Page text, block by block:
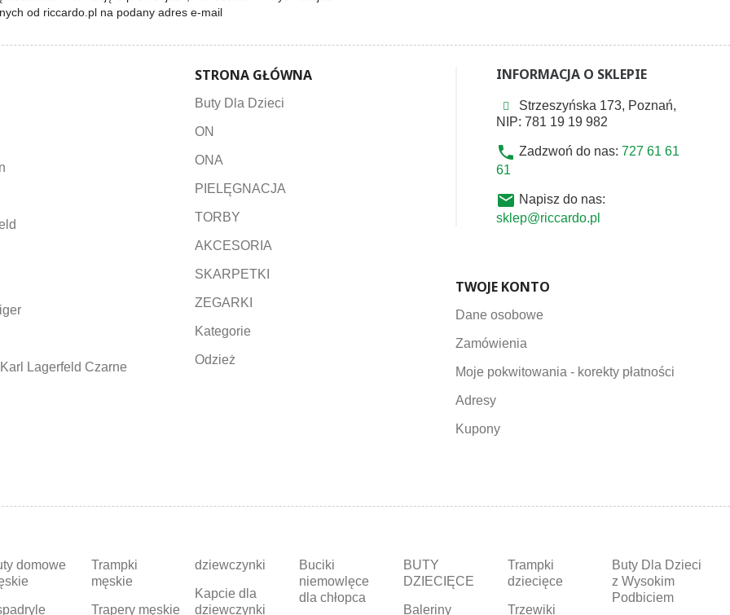
od riccardo.pl na podany adres e-mail
Lagerfeld Czarne
STRONA GŁÓWNA
Buty Dla Dzieci
ON
ONA
PIELĘGNACJA
TORBY
AKCESORIA
SKARPETKI
ZEGARKI
Kategorie
Odzież
INFORMACJA O SKLEPIE
Strzeszyńska 173, Poznań,
NIP: 781 19 19 982
phone Zadzwoń do nas: 727 61 61
61
email Napisz do nas:
sklep@riccardo.pl
TWOJE KONTO
Dane osobowe
Zamówienia
Moje pokwitowania - korekty płatności
Adresy
Kupony
domowe
Trampki
męskie
Trapery męskie
dziewczynki
Kapcie dla
dziewczynki
Buciki
niemowlęce
dla chłopca
BUTY
DZIECIĘCE
Baleriny
Trampki
dziecięce
Trzewiki
Buty Dla Dzieci
z Wysokim
Podbiciem